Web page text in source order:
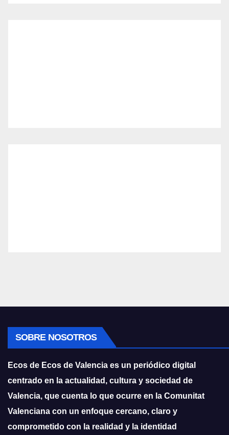
SOBRE NOSOTROS
Ecos de Ecos de Valencia es un periódico digital
centrado en la actualidad, cultura y sociedad de
Valencia, que cuenta lo que ocurre en la Comunitat
Valenciana con un enfoque cercano, claro y
comprometido con la realidad y la identidad